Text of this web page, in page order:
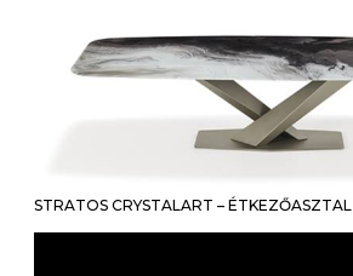
STRATOS CRYSTALART – ÉTKEZŐASZTAL